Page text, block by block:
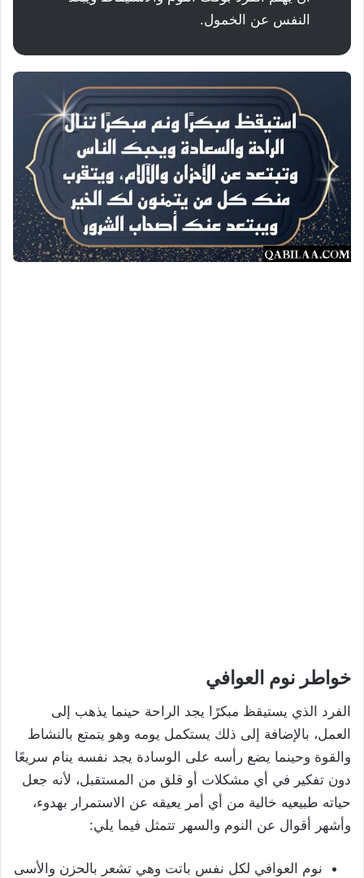
النفس عن الخمول.
خواطر نوم العوافي
الفرد الذي يستيقظ مبكرًا يجد الراحة حينما يذهب إلى
العمل، بالإضافة إلى ذلك يستكمل يومه وهو يتمتع بالنشاط
والقوة وحينما يضع رأسه على الوسادة يجد نفسه ينام سريعًا
دون تفكير في أي مشكلات أو قلق من المستقبل، لأنه جعل
حياته طبيعيه خالية من أي أمر يعيقه عن الاستمرار بهدوء،
وأشهر أقوال عن النوم والسهر تتمثل فيما يلي:
نوم العوافي لكل نفس باتت وهي تشعر بالحزن والأسى